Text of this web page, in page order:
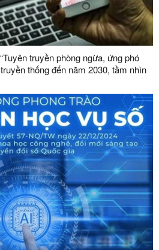
truyền phòng ngừa, ứng phó
thống đến năm 2030, tầm nhìn